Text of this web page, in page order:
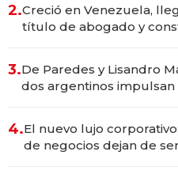
2.Creció en Venezuela,
título de abogado y
3.De Paredes y Lisandro
dos argentinos
4.El nuevo lujo
de negocios dejan de